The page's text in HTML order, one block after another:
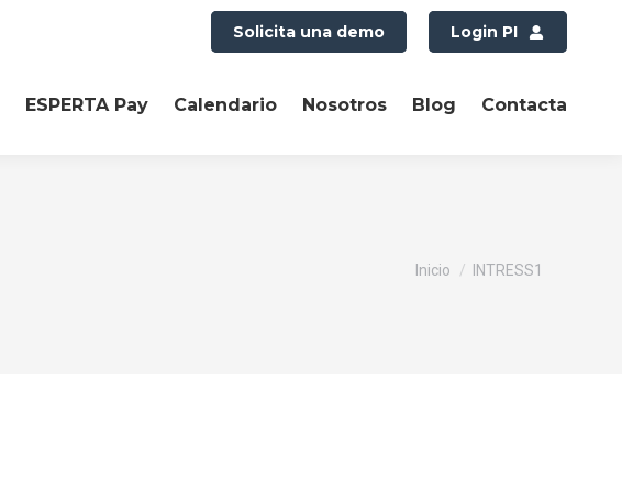
Solicita una demo Login PI
ESPERTA Pay Calendario Nosotros Blog Contacta
Estás aquí:
Inicio INTRESS1